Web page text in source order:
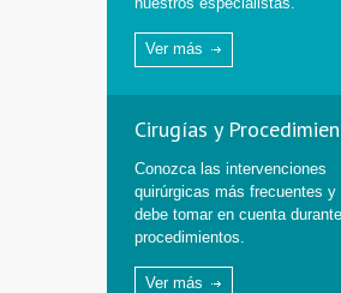
Ver más
Cirugías y
Conozca las intervenciones
quirúrgicas más frecuentes y
debe tomar en cuenta
procedimientos.
Ver más